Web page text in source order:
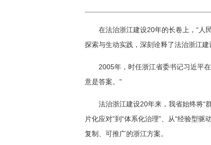
在法治浙江建设20年的长卷上，“人
探索与生动实践，深刻诠释了法治浙江建
2005年，时任浙江省委书记习近平
意是答案。”
法治浙江建设20年来，我省始终将“
片化应对”到“体系化治理”、从“经验型
复制、可推广的浙江方案。